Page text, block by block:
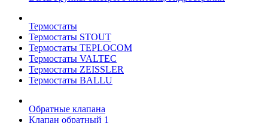
Термостаты
Термостаты STOUT
Термостаты TEPLOCOM
Термостаты VALTEC
Термостаты ZEISSLER
Термостаты BALLU
Обратные клапана
Клапан обратный 1